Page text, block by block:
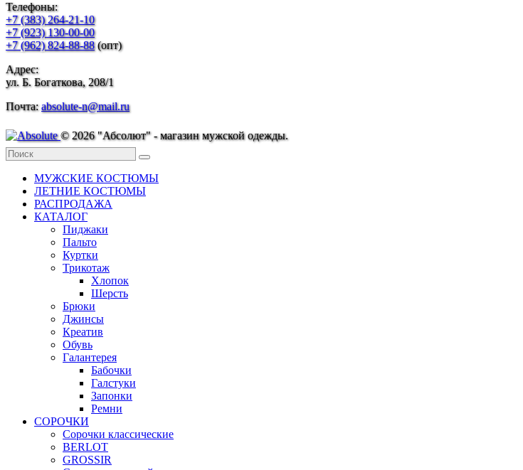
Телефоны:
+7 (383) 264-21-10
+7 (923) 130-00-00
+7 (962) 824-88-88(опт)
Адрес:
ул. Б. Богаткова, 208/1
Почта:absolute-n@mail.ru
© 2026 "Абсолют" - магазин мужской одежды.
МУЖСКИЕ КОСТЮМЫ
ЛЕТНИЕ КОСТЮМЫ
РАСПРОДАЖА
КАТАЛОГ
Пиджаки
Пальто
Куртки
Трикотаж
Хлопок
Шерсть
Брюки
Джинсы
Креатив
Обувь
Галантерея
Бабочки
Галстуки
Запонки
Ремни
СОРОЧКИ
Сорочки классические
BERLOT
GROSSIR